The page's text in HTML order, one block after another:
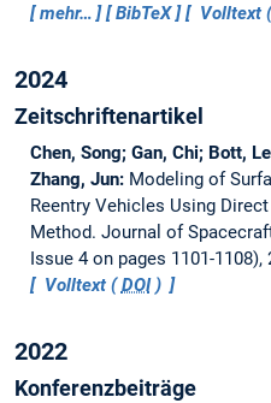
mehr…
BibTeX Volltext
2024
Zeitschriftenartikel
Chen, Song; Gan, Chi; Bott,
Zhang, Jun: Modeling of
Reentry Vehicles Using
Method. Journal of
Issue 4 on pages 1101-1108),
Volltext (DOI)
2022
Konferenzbeiträge